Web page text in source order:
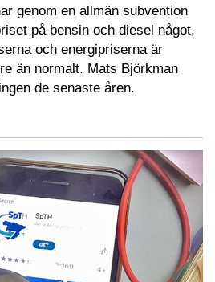
genom en allmän subvention
på bensin och diesel något,
och energipriserna är
än normalt. Mats Björkman
de senaste åren.